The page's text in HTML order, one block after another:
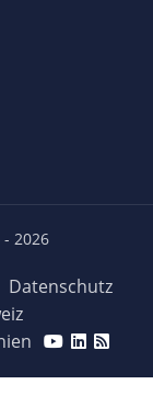
2026
Datenschutz